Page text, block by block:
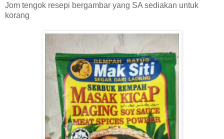
Jom tengok resepi bergambar yang SA sediakan untuk
korang